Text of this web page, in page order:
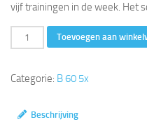
vijf trainingen in de week. Het
minuten
weken,
per
Toevoegen aan
Categorie: B 60 5x
Beschrijving